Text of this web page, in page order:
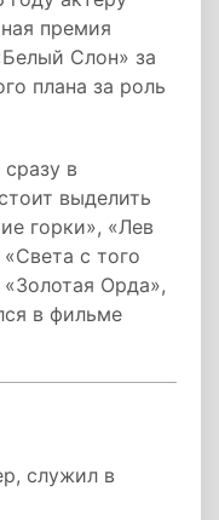
премия
Слон» за
плана за роль
в
выделить
горки», «Лев
с того
Орда»,
в фильме
служил в